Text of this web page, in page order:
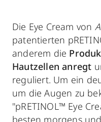
Die Eye Cream von
patentierten
anderem die
Hautzellen anregt
reguliert. Um ein
um die Augen zu
"pRETINOL™ Eye